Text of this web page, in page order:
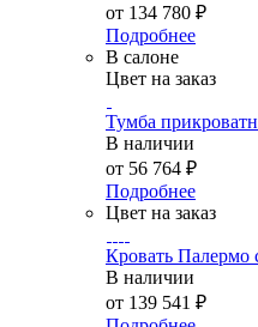
от 134 780 ₽
Подробнее
В салоне
Цвет на заказ
Тумба
В наличии
от 56 764 ₽
Подробнее
Цвет на заказ
Кровать
В наличии
от 139 541 ₽